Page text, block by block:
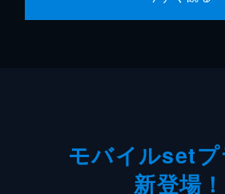
モバイルset
新登場！